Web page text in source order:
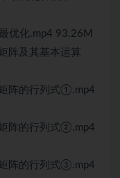
优化.mp4 93.26M
阵及其基本运算
阵的行列式①.mp4
阵的行列式②.mp4
阵的行列式③.mp4